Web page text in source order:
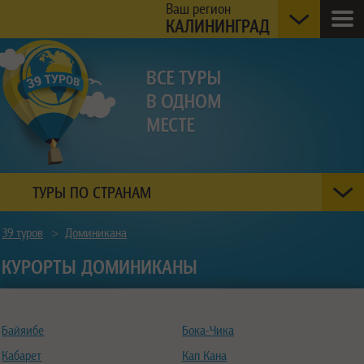
Ваш регион
КАЛИНИНГРАД
ТУРЫ ПО СТРАНАМ
39 туров > Доминикана
КУРОРТЫ ДОМИНИКАНЫ
Байяибе
Бока-Чика
Кабарет
Кап Кана